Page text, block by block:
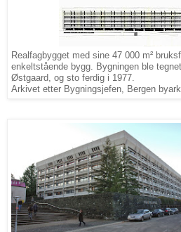
Realfagbygget med sine 47 000 m²
enkeltstående bygg. Bygningen ble
Østgaard, og sto ferdig i 1977.
Arkivet etter Bygningsjefen, Bergen